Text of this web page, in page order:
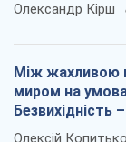
Олександр Кірш
Між жахливою
миром на
Безвихідність
Олексій Копитько